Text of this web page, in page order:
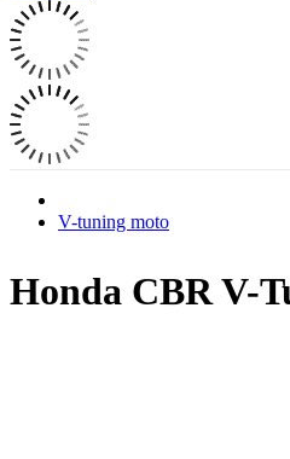
V-tuning moto
Honda CBR V-